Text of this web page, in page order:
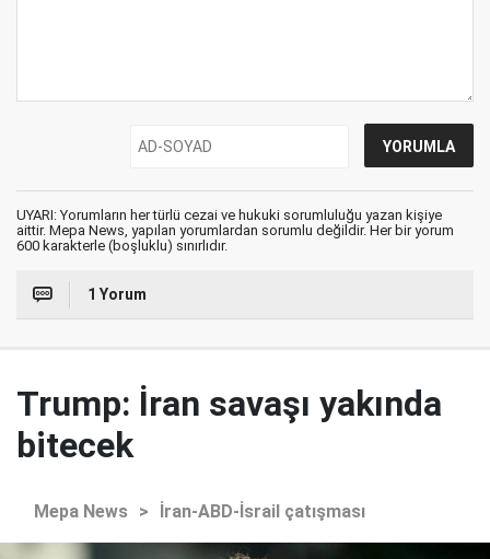
UYARI: Yorumların her türlü cezai ve hukuki sorumluluğu yazan kişiye
aittir. Mepa News, yapılan yorumlardan sorumlu değildir. Her bir yorum
600 karakterle (boşluklu) sınırlıdır.
1 Yorum
Trump: İran savaşı yakında
bitecek
Mepa News > İran-ABD-İsrail çatışması